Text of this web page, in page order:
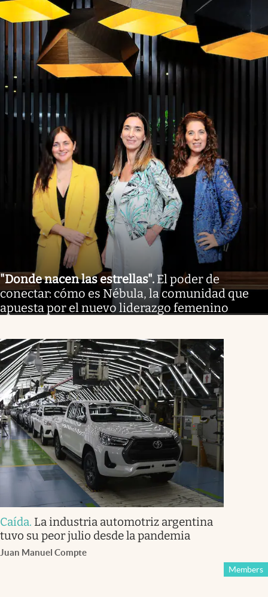
"Donde nacen las estrellas". El poder de
conectar: cómo es Nébula, la comunidad que
apuesta por el nuevo liderazgo femenino
Caída. La industria automotriz argentina
tuvo su peor julio desde la pandemia
Juan Manuel Compte
Members